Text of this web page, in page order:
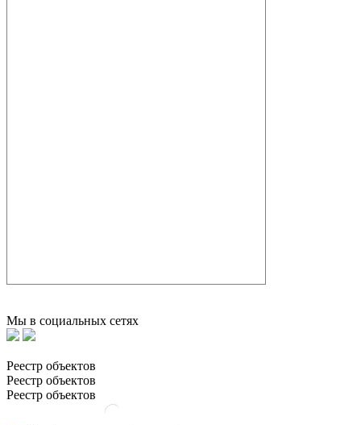
Мы в социальных сетях
Реестр объектов
Реестр объектов
Реестр объектов